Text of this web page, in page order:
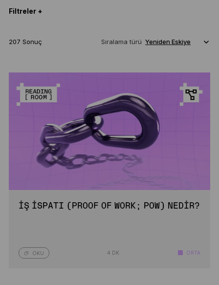
Filtreler +
207 Sonuç Sıralama türü
İŞ İSPATI (PROOF OF WORK; POW) NEDIR?
OKU 4 DK. ORTA